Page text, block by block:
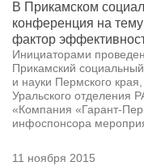
В Прикамском
конференция на
фактор
Инициаторами
Прикамский
и науки Пермского
Уральского
«Компания «Гарант-
инфоспонсора
11 ноября 2015